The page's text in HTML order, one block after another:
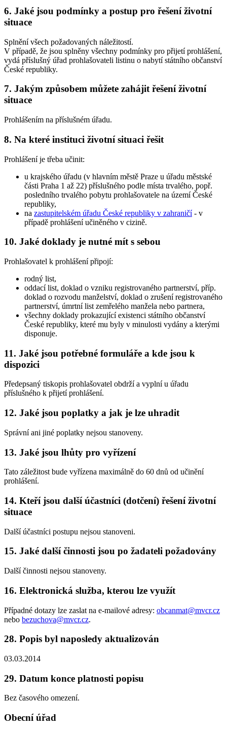
6. Jaké jsou podmínky a postup pro řešení životní
situace
Splnění všech požadovaných náležitostí.
V případě, že jsou splněny všechny podmínky pro přijetí prohlášení,
vydá příslušný úřad prohlašovateli listinu o nabytí státního občanství
České republiky.
7. Jakým způsobem můžete zahájit řešení životní
situace
Prohlášením na příslušném úřadu.
8. Na které instituci životní situaci řešit
Prohlášení je třeba učinit:
u krajského úřadu (v hlavním městě Praze u úřadu městské
části Praha 1 až 22) příslušného podle místa trvalého, popř.
posledního trvalého pobytu prohlašovatele na území České
republiky,
na zastupitelském úřadu České republiky v zahraničí- v
případě prohlášení učiněného v cizině.
10. Jaké doklady je nutné mít s sebou
Prohlašovatel k prohlášení připojí:
rodný list,
oddací list, doklad o vzniku registrovaného partnerství, příp.
doklad o rozvodu manželství, doklad o zrušení registrovaného
partnerství, úmrtní list zemřelého manžela nebo partnera,
všechny doklady prokazující existenci státního občanství
České republiky, které mu byly v minulosti vydány a kterými
disponuje.
11. Jaké jsou potřebné formuláře a kde jsou k
dispozici
Předepsaný tiskopis prohlašovatel obdrží a vyplní u úřadu
příslušného k přijetí prohlášení.
12. Jaké jsou poplatky a jak je lze uhradit
Správní ani jiné poplatky nejsou stanoveny.
13. Jaké jsou lhůty pro vyřízení
Tato záležitost bude vyřízena maximálně do 60 dnů od učinění
prohlášení.
14. Kteří jsou další účastníci (dotčení) řešení životní
situace
Další účastníci postupu nejsou stanoveni.
15. Jaké další činnosti jsou po žadateli požadovány
Další činnosti nejsou stanoveny.
16. Elektronická služba, kterou lze využít
Případné dotazy lze zaslat na e-mailové adresy: obcanmat@mvcr.cz
nebo bezuchova@mvcr.cz.
28. Popis byl naposledy aktualizován
03.03.2014
29. Datum konce platnosti popisu
Bez časového omezení.
Obecní úřad